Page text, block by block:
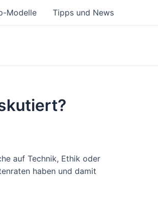
Modelle Tipps und News
auf Technik, Ethik oder
haben und damit